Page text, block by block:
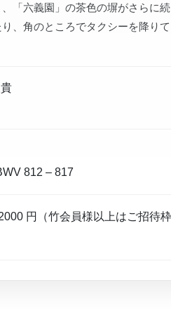
「六義園」の茶色の塀がさらに
、角のところでタクシーを降り
812 – 817
円（竹会員様以上はご招待枠